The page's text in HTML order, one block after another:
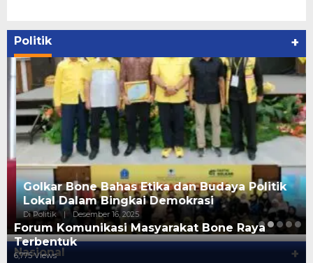
Politik +
Golkar Bone Bahas Etika dan Budaya Politik
Lokal Dalam Bingkai Demokrasi
Di Politik | Desember 16, 2025
Nasional +
Forum Komunikasi Masyarakat Bone Raya
Terbentuk
6,775 Views